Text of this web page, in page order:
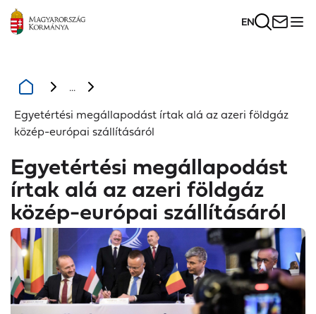
EN
...
Egyetértési megállapodást írtak alá az azeri földgáz
közép-európai szállításáról
Egyetértési megállapodást
írtak alá az azeri földgáz
közép-európai szállításáról